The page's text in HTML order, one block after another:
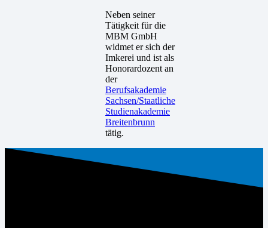
Neben seiner
Tätigkeit für die
MBM GmbH
widmet er sich der
Imkerei und ist als
Honorardozent an
der
Berufsakademie
Sachsen/Staatliche
Studienakademie
Breitenbrunn
tätig.